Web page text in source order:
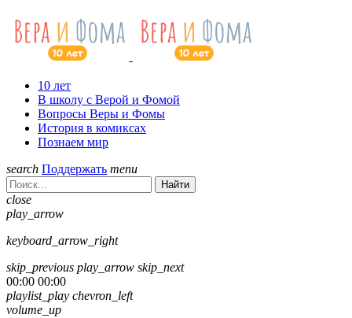
10 лет
В школу с Верой и Фомой
Вопросы Веры и Фомы
История в комиксах
Познаем мир
search Поддержать menu
Найти
close
play_arrow
keyboard_arrow_right
skip_previous play_arrow skip_next
00:00 00:00
playlist_play chevron_left
volume_up